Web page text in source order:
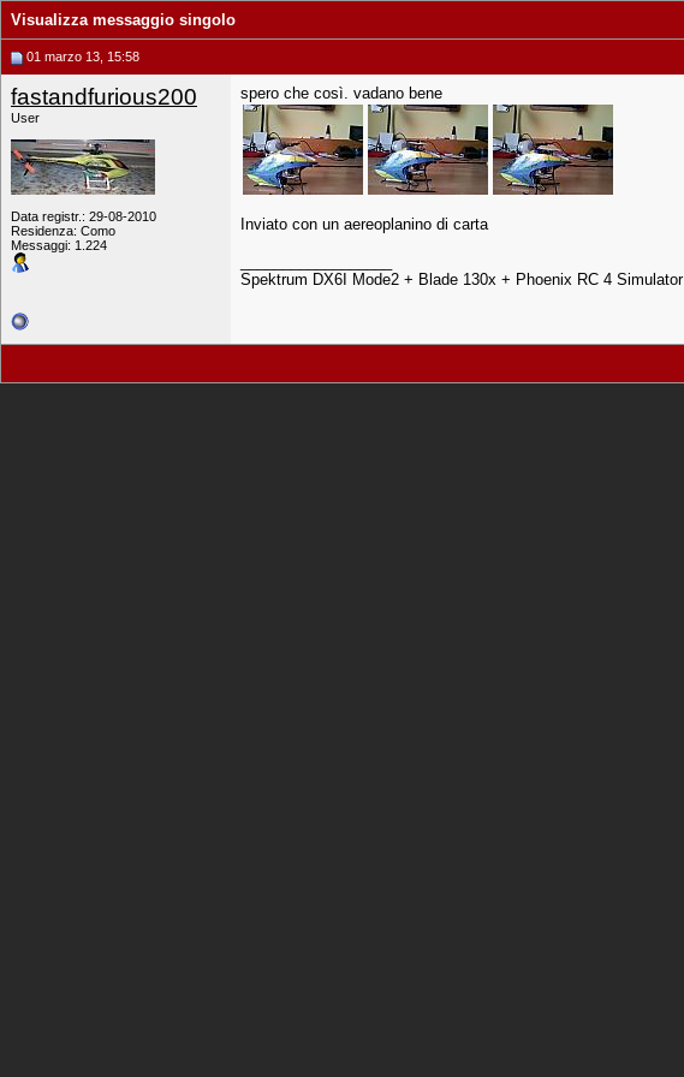
Visualizza messaggio singolo
01 marzo 13, 15:58
fastandfurious200
User
Data registr.: 29-08-2010
Residenza: Como
Messaggi: 1.224
spero che così. vadano bene
Inviato con un aereoplanino di carta
Spektrum DX6I Mode2 + Blade 130x + Phoenix RC 4 Simulator